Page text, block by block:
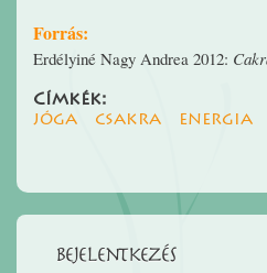
Forrás:
Erdélyiné Nagy Andrea 2012:
Címkék:
jóga
csakra energia
Bejelentkezés